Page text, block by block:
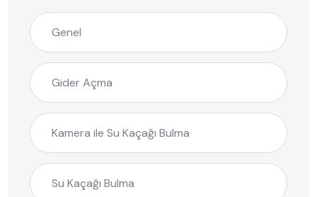
Genel
Gider Açma
Kamera ile Su Kaçağı Bulma
Su Kaçağı Bulma